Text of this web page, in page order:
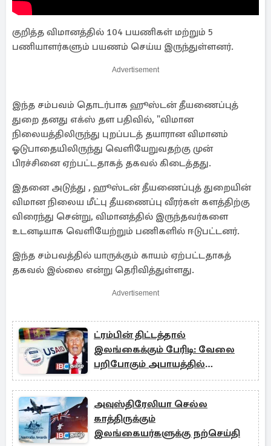
குறித்த விமானத்தில் 104 பயணிகள் மற்றும் 5
பணியாளர்களும் பயணம் செய்ய இருந்துள்ளனர்.
Advertisement
இந்த சம்பவம் தொடர்பாக ஹூஸ்டன் தீயணைப்புத்
துறை தனது எக்ஸ் தள பதிவில், "விமான
நிலையத்திலிருந்து புறப்படத் தயாரான விமானம்
ஓடுபாதையிலிருந்து வெளியேறுவதற்கு முன்
பிரச்சினை ஏற்பட்டதாகத் தகவல் கிடைத்தது.
இதனை அடுத்து , ஹூஸ்டன் தீயணைப்புத் துறையின்
விமான நிலைய மீட்பு தீயணைப்பு வீரர்கள் களத்திற்கு
விரைந்து சென்று, விமானத்தில் இருந்தவர்களை
உடனடியாக வெளியேற்றும் பணிகளில் ஈடுபட்டனர்.
இந்த சம்பவத்தில் யாருக்கும் காயம் ஏற்பட்டதாகத்
தகவல் இல்லை என்று தெரிவித்துள்ளது.
Advertisement
ட்ரம்பின் திட்டத்தால்
இலங்கைக்கும் பேரிடி: வேலை
பறிபோகும் அபாயத்தில்
ஆயிரக்கணக்கானோர்!
அவுஸ்திரேலியா செல்ல
காத்திருக்கும்
இலங்கையர்களுக்கு நற்செய்தி